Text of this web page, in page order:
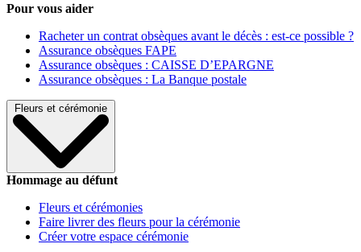
Pour vous aider
Racheter un contrat obsèques avant le décès : est-ce possible ?
Assurance obsèques FAPE
Assurance obsèques : CAISSE D’EPARGNE
Assurance obsèques : La Banque postale
Fleurs et cérémonie
Hommage au défunt
Fleurs et cérémonies
Faire livrer des fleurs pour la cérémonie
Créer votre espace cérémonie